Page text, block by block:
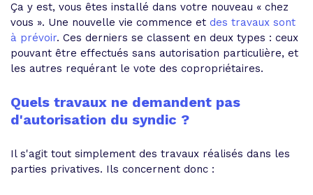
Ça y est, vous êtes installé dans votre nouveau « chez
vous ». Une nouvelle vie commence et des travaux sont
à prévoir. Ces derniers se classent en deux types : ceux
pouvant être effectués sans autorisation particulière, et
les autres requérant le vote des copropriétaires.
Quels travaux ne demandent pas
d'autorisation du syndic ?
Il s'agit tout simplement des travaux réalisés dans les
parties privatives. Ils concernent donc :